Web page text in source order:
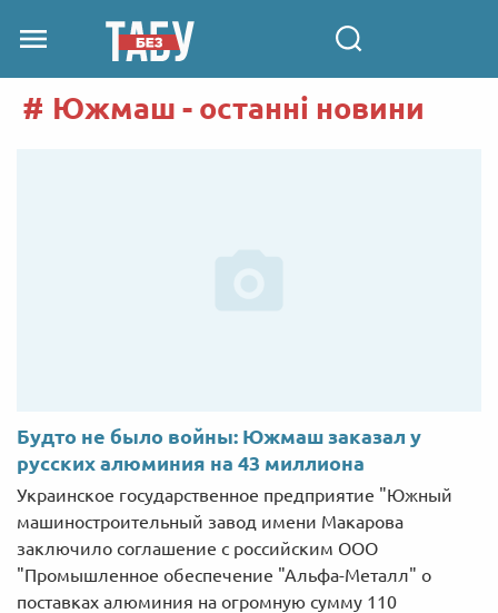
Южмаш - останні новини
Будто не было войны: Южмаш заказал у
русских алюминия на 43 миллиона
Украинское государственное предприятие "Южный
машиностроительный завод имени Макарова
заключило соглашение с российским ООО
"Промышленное обеспечение "Альфа-Металл" о
поставках алюминия на огромную сумму 110